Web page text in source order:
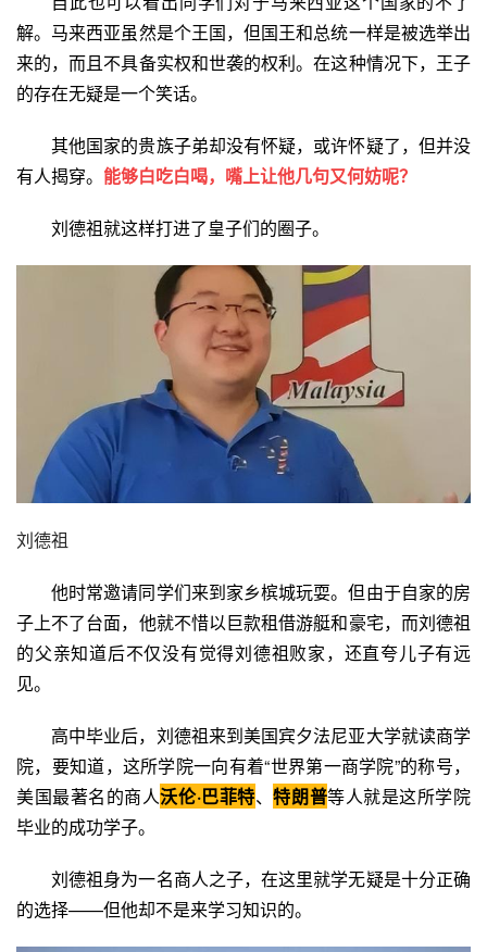
解。马来西亚虽然是个王国，但国王和总统一样是被选举出
来的，而且不具备实权和世袭的权利。在这种情况下，王子
的存在无疑是一个笑话。
其他国家的贵族子弟却没有怀疑，或许怀疑了，但并没
有人揭穿。 能够白吃白喝，嘴上让他几句又何妨呢？
刘德祖就这样打进了皇子们的圈子。
刘德祖
他时常邀请同学们来到家乡槟城玩耍。但由于自家的房
子上不了台面，他就不惜以巨款租借游艇和豪宅，而刘德祖
的父亲知道后不仅没有觉得刘德祖败家，还直夸儿子有远
见。
高中毕业后，刘德祖来到美国宾夕法尼亚大学就读商学
院，要知道，这所学院一向有着“世界第一商学院”的称号，
美国最著名的商人沃伦·巴菲特、特朗普等人就是这所学院
毕业的成功学子。
刘德祖身为一名商人之子，在这里就学无疑是十分正确
的选择——但他却不是来学习知识的。